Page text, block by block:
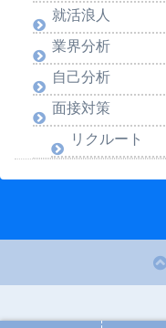
就活浪人
業界分析
自己分析
面接対策
リクルート